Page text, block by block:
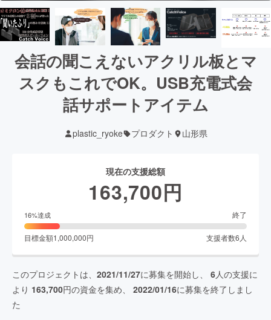
会話の聞こえないアクリル板とマ
スクもこれでOK。USB充電式会
話サポートアイテム
plastic_ryoke プロダクト 山形県
現在の支援総額
163,700円
16%達成 終了
目標金額1,000,000円 支援者数6 人
このプロジェクトは、 2021/11/27に募集を開始し、 6人の支援に
より 163,700円の資金を集め、 2022/01/16に募集を終了しまし
た